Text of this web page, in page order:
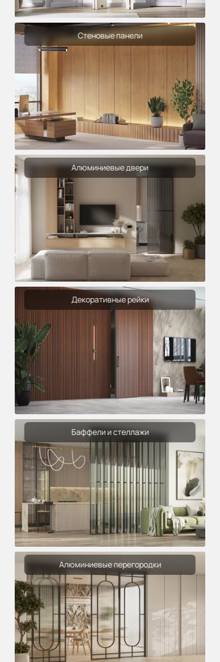
Стеновые панели
Алюминиевые двери
Декоративные рейки
Баффели и стеллажи
Алюминиевые перегородки